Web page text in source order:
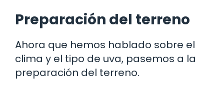
Preparación del terreno
Ahora que hemos hablado sobre el
clima y el tipo de uva, pasemos a la
preparación del terreno.